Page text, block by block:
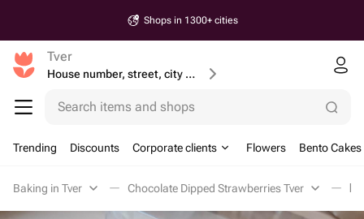
Shops in 1300+ cities
Tver
House number, street, city or postcode
Search items and shops
Trending Discounts Corporate clients Flowers Bento Cakes
Baking in Tver Chocolate Dipped Strawberries Tver